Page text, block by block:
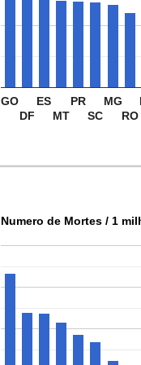
GO
DF
ES
MT
PR
SC
MG
RO
Numero de Mortes / 1